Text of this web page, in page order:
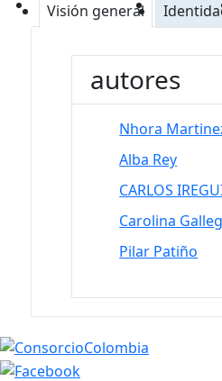
Visión general
autores
Nhora
Alba Rey
CARLOS
Carolina
Pilar Patiño